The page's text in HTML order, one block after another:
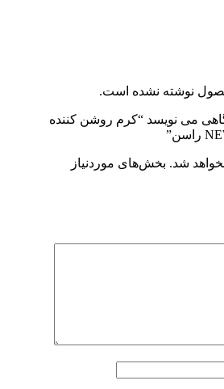
نوشته نشده است.
می نویسد “کرم روشن کننده
شد. بخش‌های موردنیاز